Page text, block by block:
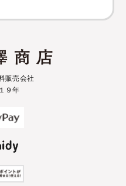
販売会社
９年